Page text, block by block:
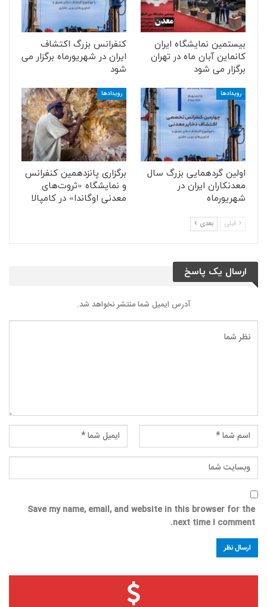
بیستمین نمایشگاه ایران
کانماین آبان ماه در تهران
برگزار می شود
کنفرانس بزرگ اکتشاف
ایران در شهریورماه برگزار می
شود
رویدادها
اولین گردهمایی بزرگ سال
معدنکاران ایران در
شهریورماه
رویدادها
برگزاری پانزدهمین کنفرانس
و نمایشگاه «ثروت‌های
معدنی اوگاندا» در کامپالا
قبلی بعدی
ارسال یک پاسخ
آدرس ایمیل شما منتشر نخواهد شد.
Save my name, email, and website in this browser for the
next time I comment.